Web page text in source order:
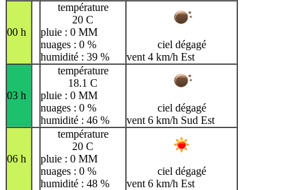
00 h
température
20 C
pluie : 0 MM
nuages : 0 %
humidité : 39 %
ciel dégagé
vent 4 km/h Est
03 h
température
18.1 C
pluie : 0 MM
nuages : 0 %
humidité : 46 %
ciel dégagé
vent 6 km/h Sud Est
06 h
température
20 C
pluie : 0 MM
nuages : 0 %
humidité : 48 %
ciel dégagé
vent 6 km/h Est